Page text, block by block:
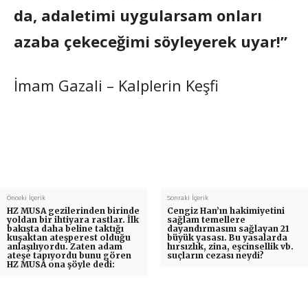
da, adaletimi uygularsam onları
azaba çekeceğimi söyleyerek uyar!”
İmam Gazali – Kalplerin Keşfi
Önceki İçerik
HZ MUSA gezilerinden birinde
yoldan bir ihtiyara rastlar. İlk
bakışta daha beline taktığı
kuşaktan ateşperest olduğu
anlaşılıyordu. Zaten adam
ateşe tapıyordu bunu gören
HZ MUSA ona şöyle dedi:
Sonraki İçerik
Cengiz Han’ın hakimiyetini
sağlam temellere
dayandırmasını sağlayan 21
büyük yasası. Bu yasalarda
hırsızlık, zina, eşcinsellik vb.
suçların cezası neydi?